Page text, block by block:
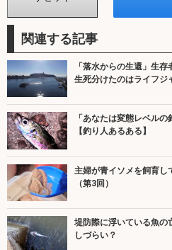
関連する記事
「落水からの生還」生
生死分けたのはライフジ
「あなたは変態レベル
【釣り人あるある】
主婦が青イソメを飼育
（第3回）
堤防際に浮いている魚
しづらい？